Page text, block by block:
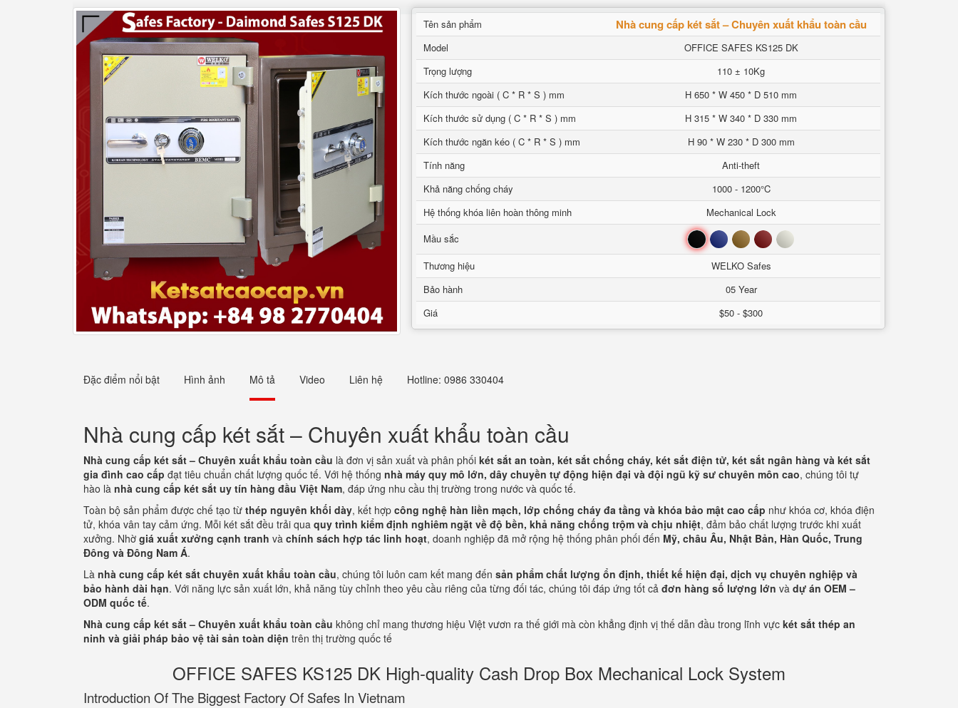
Tên sản phẩm Nhà cung cấp két sắt – Chuyên xuất khẩu toàn cầu
Model
OFFICE SAFES KS125 DK
Trọng lượng
110 ± 10Kg
Kích thước ngoài ( C * R * S ) mm
H 650 * W 450 * D 510 mm
Kích thước sử dụng ( C * R * S ) mm
H 315 * W 340 * D 330 mm
Kích thước ngăn kéo ( C * R * S ) mm
H 90 * W 230 * D 300 mm
Tính năng
Anti-theft
Khả năng chống cháy
1000 - 1200°C
Hệ thống khóa liên hoàn thông minh
Mechanical Lock
Mầu sắc
Đen Xanh Nâu Đỏ Trắng
Thương hiệu
WELKO Safes
Bảo hành
05 Year
Giá
$50 - $300
Đặc điểm nổi bật Hình ảnh Mô tả Video Liên hệ Hotline: 0986 330404
Nhà cung cấp két sắt – Chuyên xuất khẩu toàn cầu
Nhà cung cấp két sắt – Chuyên xuất khẩu toàn cầu là đơn vị sản xuất và phân phối két sắt an toàn, két sắt chống cháy, két sắt điện tử, két sắt ngân hàng và két sắt
gia đình cao cấp đạt tiêu chuẩn chất lượng quốc tế. Với hệ thống nhà máy quy mô lớn, dây chuyền tự động hiện đại và đội ngũ kỹ sư chuyên môn cao, chúng tôi tự
hào là nhà cung cấp két sắt uy tín hàng đầu Việt Nam, đáp ứng nhu cầu thị trường trong nước và quốc tế.
Toàn bộ sản phẩm được chế tạo từ thép nguyên khối dày, kết hợp công nghệ hàn liền mạch, lớp chống cháy đa tầng và khóa bảo mật cao cấp như khóa cơ, khóa điện
tử, khóa vân tay cảm ứng. Mỗi két sắt đều trải qua quy trình kiểm định nghiêm ngặt về độ bền, khả năng chống trộm và chịu nhiệt, đảm bảo chất lượng trước khi xuất
xưởng. Nhờ giá xuất xưởng cạnh tranh và chính sách hợp tác linh hoạt, doanh nghiệp đã mở rộng hệ thống phân phối đến Mỹ, châu Âu, Nhật Bản, Hàn Quốc, Trung
Đông và Đông Nam Á.
Là nhà cung cấp két sắt chuyên xuất khẩu toàn cầu, chúng tôi luôn cam kết mang đến sản phẩm chất lượng ổn định, thiết kế hiện đại, dịch vụ chuyên nghiệp và
bảo hành dài hạn. Với năng lực sản xuất lớn, khả năng tùy chỉnh theo yêu cầu riêng của từng đối tác, chúng tôi đáp ứng tốt cả đơn hàng số lượng lớn và dự án OEM –
ODM quốc tế.
Nhà cung cấp két sắt – Chuyên xuất khẩu toàn cầu không chỉ mang thương hiệu Việt vươn ra thế giới mà còn khẳng định vị thế dẫn đầu trong lĩnh vực két sắt thép an
ninh và giải pháp bảo vệ tài sản toàn diện trên thị trường quốc tế
OFFICE SAFES KS125 DK High-quality Cash Drop Box Mechanical Lock System
Introduction Of The Biggest Factory Of Safes In Vietnam